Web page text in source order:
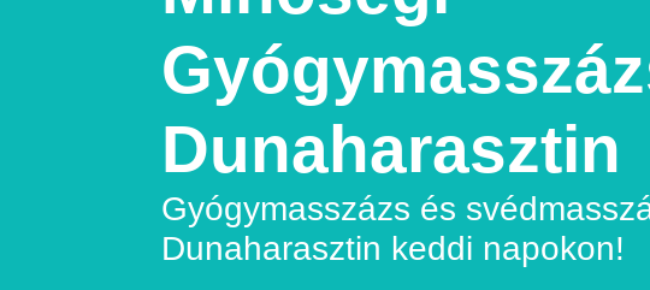
Dunaharasztin
Gyógymasszázs és
Dunaharasztin keddi napokon!